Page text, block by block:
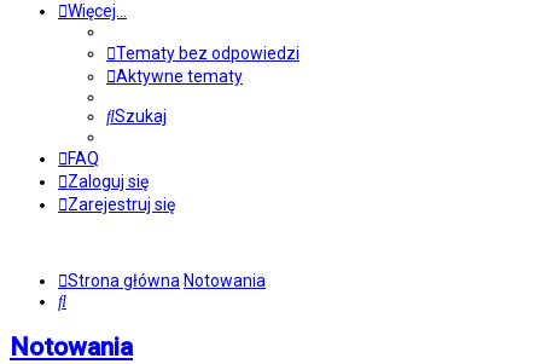
Więcej…
Tematy bez odpowiedzi
Aktywne tematy
Szukaj
FAQ
Zaloguj się
Zarejestruj się
Strona główna Notowania
Szukaj
Notowania